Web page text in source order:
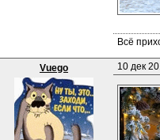
Всё
Vuego 10 дек